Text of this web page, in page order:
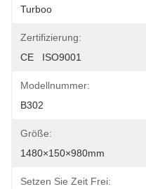
Turboo
Zertifizierung:
CE   ISO9001
Modellnummer:
B302
Größe:
1480×150×980mm
Setzen Sie Zeit Frei: